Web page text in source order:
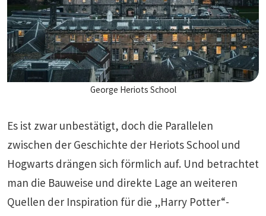
George Heriots School
Es ist zwar unbestätigt, doch die Parallelen
zwischen der Geschichte der Heriots School und
Hogwarts drängen sich förmlich auf. Und betrachtet
man die Bauweise und direkte Lage an weiteren
Quellen der Inspiration für die „Harry Potter“-